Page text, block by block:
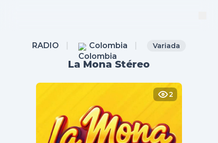
RADIO Colombia Variada
La Mona Stéreo
2